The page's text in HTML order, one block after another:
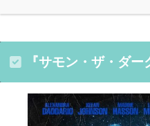
『サモン・ザ・ダ